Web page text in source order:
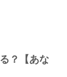
？【あな